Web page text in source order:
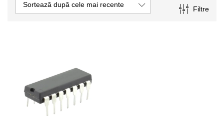
Filtre
Sortează după cele mai recente